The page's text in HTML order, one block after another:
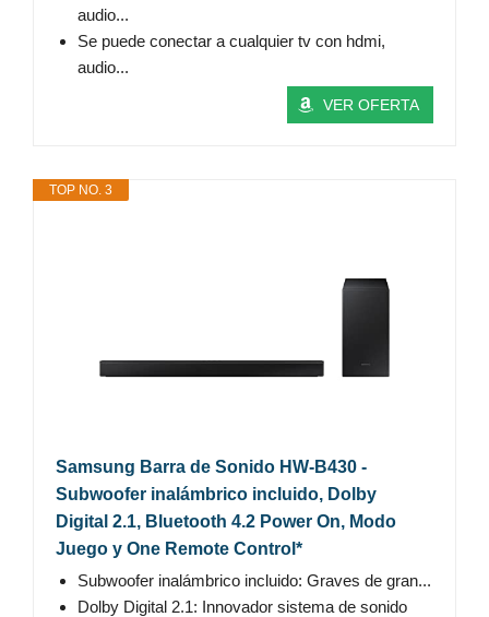
audio...
Se puede conectar a cualquier tv con hdmi,
audio...
VER OFERTA
TOP NO. 3
Samsung Barra de Sonido HW-B430 -
Subwoofer inalámbrico incluido, Dolby
Digital 2.1, Bluetooth 4.2 Power On, Modo
Juego y One Remote Control*
Subwoofer inalámbrico incluido: Graves de gran...
Dolby Digital 2.1: Innovador sistema de sonido